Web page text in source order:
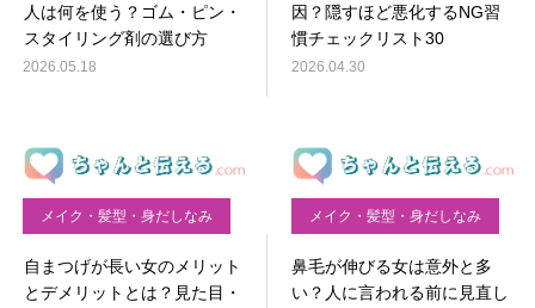
人は何を使う？ゴム・ピン・
スタイリング剤の選び方
2026.05.18
因？隠すほど悪化するNG習
慣チェックリスト30
2026.04.30
メイク・髪型・身だしなみ
自まつげが長い女のメリット
とデメリットとは？見た目・
メイク・髪型・身だしなみ
鼻毛が伸びる女は意外と多
い？人に言われる前に見直し